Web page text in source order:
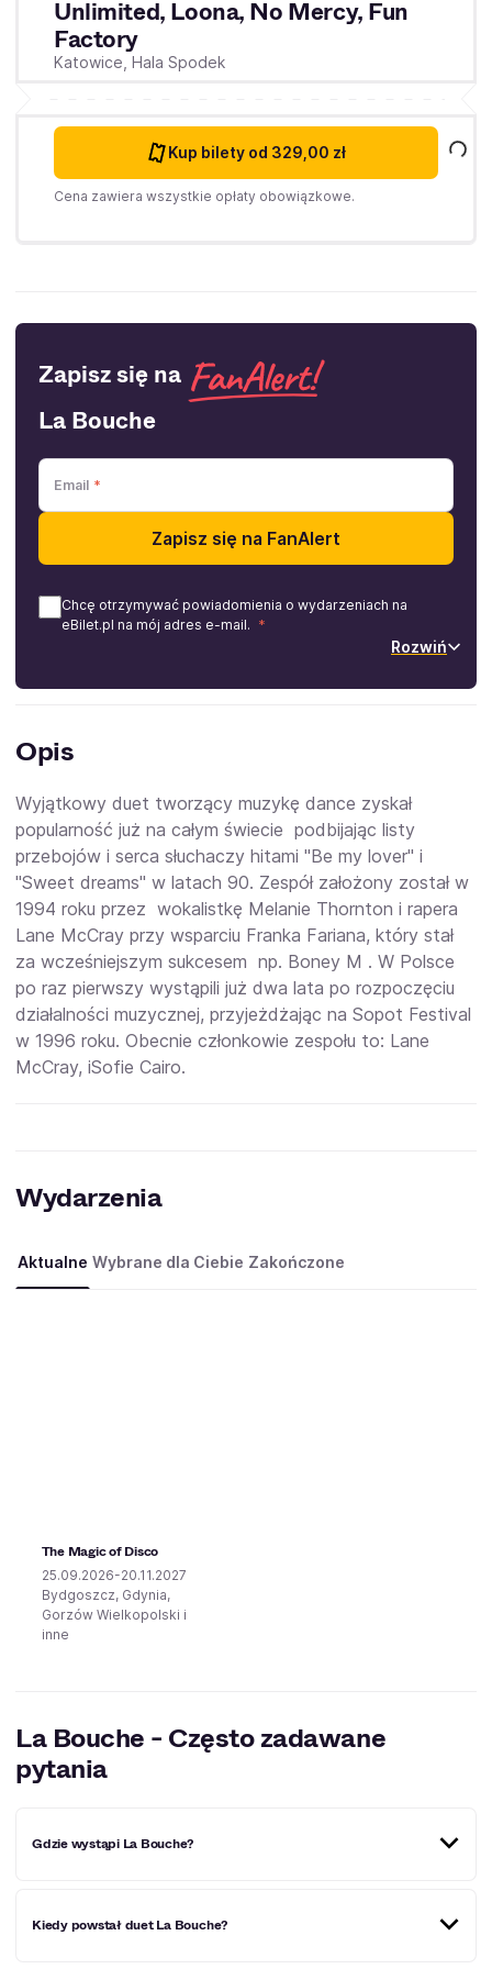
Unlimited, Loona, No Mercy, Fun
Factory
Katowice, Hala Spodek
Kup bilety od 329,00 zł
Cena zawiera wszystkie opłaty obowiązkowe.
Zapisz się na
La Bouche
Email
Zapisz się na FanAlert
Chcę otrzymywać powiadomienia o wydarzeniach na
eBilet.pl na mój adres e-mail.
Rozwiń
Opis
Wyjątkowy duet tworzący muzykę dance zyskał
popularność już na całym świecie podbijając listy
przebojów i serca słuchaczy hitami "Be my lover" i
"Sweet dreams" w latach 90. Zespół założony został w
1994 roku przez wokalistkę Melanie Thornton i rapera
Lane McCray przy wsparciu Franka Fariana, który stał
za wcześniejszym sukcesem np. Boney M . W Polsce
po raz pierwszy wystąpili już dwa lata po rozpoczęciu
działalności muzycznej, przyjeżdżając na Sopot Festival
w 1996 roku. Obecnie członkowie zespołu to: Lane
McCray, iSofie Cairo.
Wydarzenia
Aktualne Wybrane dla Ciebie Zakończone
The Magic of Disco
25.09.2026-20.11.2027
Bydgoszcz, Gdynia,
Gorzów Wielkopolski i
inne
La Bouche - Często zadawane
pytania
Gdzie wystąpi La Bouche?
Miejscowości, w których La Bouche wystąpi w
Kiedy powstał duet La Bouche?